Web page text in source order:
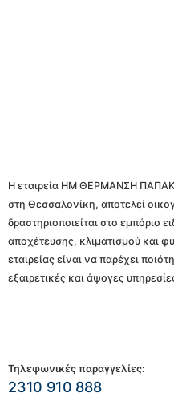
Η εταιρεία ΗΜ ΘΕΡΜΑΝΣΗ
στη Θεσσαλονίκη, αποτελεί
δραστηριοποιείται στο εμπόριο
αποχέτευσης, κλιματισμού και
εταιρείας είναι να παρέχει
εξαιρετικές και άψογες
Τηλεφωνικές παραγγελίες:
2310 910 888